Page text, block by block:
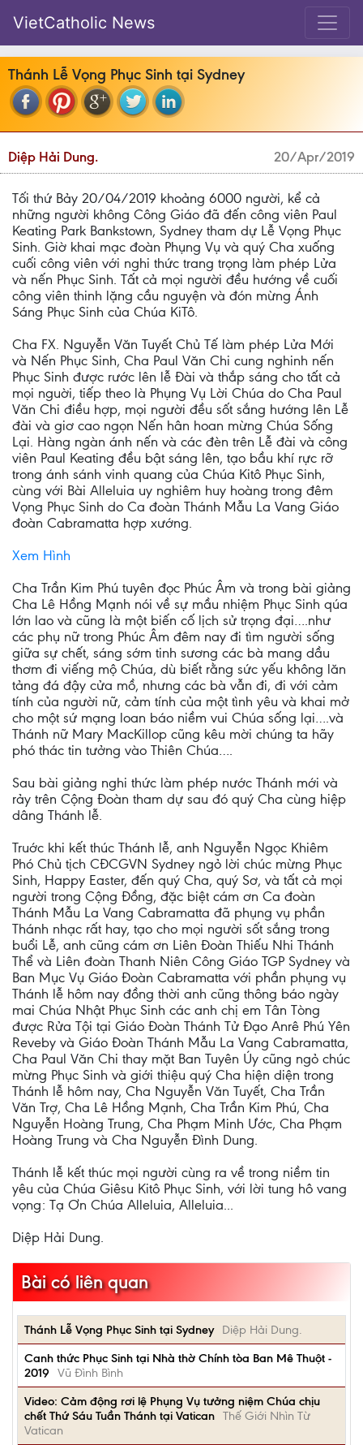
VietCatholic News
Thánh Lễ Vọng Phục Sinh tại Sydney
Diệp Hải Dung. 20/Apr/2019
Tối thứ Bảy 20/04/2019 khoảng 6000 người, kể cả
những người không Công Giáo đã đến công viên Paul
Keating Park Bankstown, Sydney tham dự Lễ Vọng Phục
Sinh. Giờ khai mạc đoàn Phụng Vụ và quý Cha xuống
cuối công viên với nghi thức trang trọng làm phép Lửa
và nến Phục Sinh. Tất cả mọi người đều hướng về cuối
công viên thinh lặng cầu nguyện và đón mừng Ánh
Sáng Phục Sinh của Chúa KiTô.
Cha FX. Nguyễn Văn Tuyết Chủ Tế làm phép Lửa Mới
và Nến Phục Sinh, Cha Paul Văn Chi cung nghinh nến
Phục Sinh được rước lên lễ Đài và thắp sáng cho tất cả
mọi nguời, tiếp theo là Phụng Vụ Lời Chúa do Cha Paul
Văn Chi điều hợp, mọi người đều sốt sắng hướng lên Lễ
đài và giơ cao ngọn Nến hân hoan mừng Chúa Sống
Lại. Hàng ngàn ánh nến và các đèn trên Lễ đài và công
viên Paul Keating đều bật sáng lên, tạo bầu khí rực rỡ
trong ánh sánh vinh quang của Chúa Kitô Phục Sinh,
cùng với Bài Alleluia uy nghiêm huy hoàng trong đêm
Vọng Phục Sinh do Ca đoàn Thánh Mẫu La Vang Giáo
đoàn Cabramatta hợp xướng.
Xem Hình
Cha Trần Kim Phú tuyên đọc Phúc Âm và trong bài giảng
Cha Lê Hồng Mạnh nói về sự mầu nhiệm Phục Sinh qúa
lớn lao và cũng là một biến cố lịch sử trọng đại….như
các phụ nữ trong Phúc Âm đêm nay đi tìm người sống
giữa sự chết, sáng sớm tinh sương các bà mang dầu
thơm đi viếng mộ Chúa, dù biết rằng sức yếu không lăn
tảng đá đậy cửa mồ, nhưng các bà vẫn đi, đi với cảm
tính của người nữ, cảm tính của một tình yêu và khai mở
cho một sứ mạng loan báo niềm vui Chúa sống lại….và
Thánh nữ Mary MacKillop cũng kêu mời chúng ta hãy
phó thác tin tưởng vào Thiên Chúa….
Sau bài giảng nghi thức làm phép nước Thánh mới và
rảy trên Cộng Đoàn tham dự sau đó quý Cha cùng hiệp
dâng Thánh lễ.
Truớc khi kết thúc Thánh lễ, anh Nguyễn Ngọc Khiêm
Phó Chủ tịch CĐCGVN Sydney ngỏ lời chúc mừng Phục
Sinh, Happy Easter, đến quý Cha, quý Sơ, và tất cả mọi
người trong Cộng Đồng, đặc biệt cám ơn Ca đoàn
Thánh Mẫu La Vang Cabramatta đã phụng vụ phần
Thánh nhạc rất hay, tạo cho mọi người sốt sắng trong
buổi Lễ, anh cũng cám ơn Liên Đoàn Thiếu Nhi Thánh
Thể và Liên đoàn Thanh Niên Công Giáo TGP Sydney và
Ban Mục Vụ Giáo Đoàn Cabramatta với phần phụng vụ
Thánh lễ hôm nay đồng thời anh cũng thông báo ngày
mai Chúa Nhật Phục Sinh các anh chị em Tân Tòng
được Rửa Tội tại Giáo Đoàn Thánh Tử Đạo Anrê Phú Yên
Reveby và Giáo Đoàn Thánh Mẫu La Vang Cabramatta,
Cha Paul Văn Chi thay mặt Ban Tuyên Úy cũng ngỏ chúc
mừng Phục Sinh và giới thiệu quý Cha hiện diện trong
Thánh lễ hôm nay, Cha Nguyễn Văn Tuyết, Cha Trần
Văn Trợ, Cha Lê Hồng Mạnh, Cha Trần Kim Phú, Cha
Nguyễn Hoàng Trung, Cha Phạm Minh Ước, Cha Phạm
Hoàng Trung và Cha Nguyễn Đình Dung.
Thánh lễ kết thúc mọi người cùng ra về trong niềm tin
yêu của Chúa Giêsu Kitô Phục Sinh, với lời tung hô vang
vọng: Tạ Ơn Chúa Alleluia, Alleluia...
Diệp Hải Dung.
Bài có liên quan
Thánh Lễ Vọng Phục Sinh tại Sydney
Diệp Hải Dung.
Canh thức Phục Sinh tại Nhà thờ Chính tòa Ban Mê Thuột -
2019
Vũ Đình Bình
Video: Cảm động rơi lệ Phụng Vụ tưởng niệm Chúa chịu
chết Thứ Sáu Tuần Thánh tại Vatican Thế Giới Nhìn Từ
Vatican